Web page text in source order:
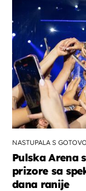
NASTUPALA S
Pulska Arena
prizore sa
dana ranije